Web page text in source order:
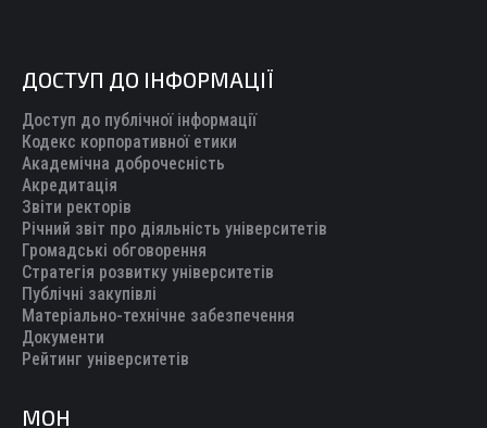
ДОСТУП ДО ІНФОРМАЦІЇ
Доступ до публічної інформації
Кодекс корпоративної етики
Академічна доброчесність
Акредитація
Звіти ректорів
Річний звіт про діяльність університетів
Громадські обговорення
Стратегія розвитку університетів
Публічні закупівлі
Матеріально-технічне забезпечення
Документи
Рейтинг університетів
МОН